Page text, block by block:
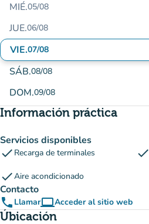
MIÉ.05/08
JUE.06/08
VIE.07/08
SÁB.08/08
DOM.09/08
Información práctica
Servicios disponibles
check Recarga de terminales check
checkAire acondicionado
Contacto
phone LlamarcomputerAcceder al sitio web
(nueva pestaña)
Úbicación